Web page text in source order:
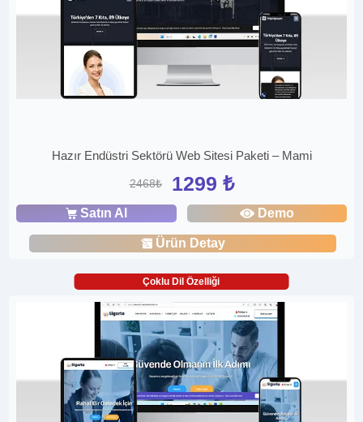
Hazır Endüstri Sektörü Web Sitesi Paketi – Mami
2468₺ 1299 ₺
Satın Al Demo
Ürün Detay
Çoklu Dil Özelliği